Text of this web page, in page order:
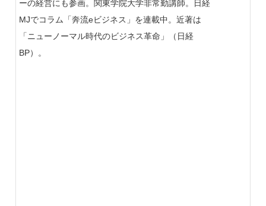
ーの経営にも参画。関東学院大学非常勤講師。日経
MJでコラム「奔流eビジネス」を連載中。近著は
「ニューノーマル時代のビジネス革命」（日経
BP）。